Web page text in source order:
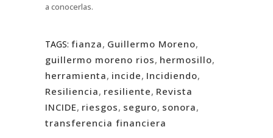
a conocerlas.
TAGS: fianza, Guillermo Moreno,
guillermo moreno rios, hermosillo,
herramienta, incide, Incidiendo,
Resiliencia, resiliente, Revista
INCIDE, riesgos, seguro, sonora,
transferencia financiera